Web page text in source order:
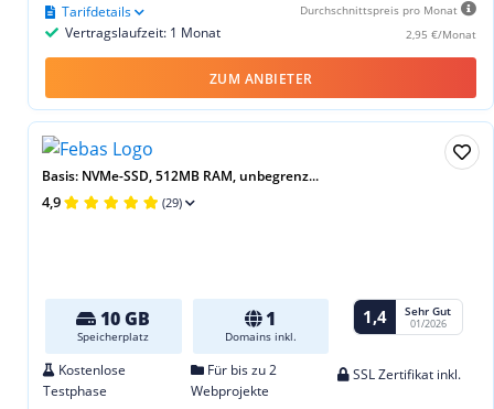
Durchschnittspreis pro Monat
2,95 €/Monat
Vertragslaufzeit: 1 Monat
Tarifdetails
ZUM ANBIETER
Basis: NVMe-SSD, 512MB RAM, unbegrenz...
4,9 (29)
10 GB
Speicherplatz
1
Domains inkl.
1,4 Sehr Gut
01/2026
Kostenlose
Testphase
Für bis zu 2
Webprojekte
SSL Zertifikat inkl.